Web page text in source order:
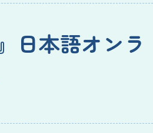
日本語オンラ